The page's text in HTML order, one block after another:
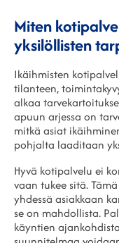
Miten
yksilöllisten
Ikäihmisten
tilanteen,
alkaa
apuun arjessa on
mitkä asiat
pohjalta laaditaan
Hyvä kotipalvelu ei
vaan tukee sitä.
yhdessä asiakkaan
se on mahdollista.
käyntien